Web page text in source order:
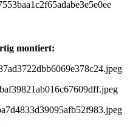
montiert: